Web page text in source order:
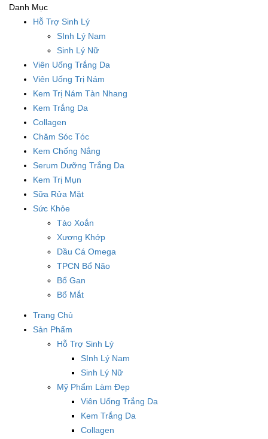
Danh Mục
Hỗ Trợ Sinh Lý
SInh Lý Nam
Sinh Lý Nữ
Viên Uống Trắng Da
Viên Uống Trị Nám
Kem Trị Nám Tàn Nhang
Kem Trắng Da
Collagen
Chăm Sóc Tóc
Kem Chống Nắng
Serum Dưỡng Trắng Da
Kem Trị Mụn
Sữa Rửa Mặt
Sức Khỏe
Tảo Xoắn
Xương Khớp
Dầu Cá Omega
TPCN Bổ Não
Bổ Gan
Bổ Mắt
Trang Chủ
Sản Phẩm
Hỗ Trợ Sinh Lý
SInh Lý Nam
Sinh Lý Nữ
Mỹ Phẩm Làm Đẹp
Viên Uống Trắng Da
Kem Trắng Da
Collagen